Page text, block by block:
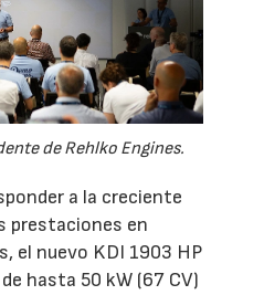
de Rehlko Engines.
a la creciente
prestaciones en
el nuevo KDI 1903 HP
hasta 50 kW (67 CV)